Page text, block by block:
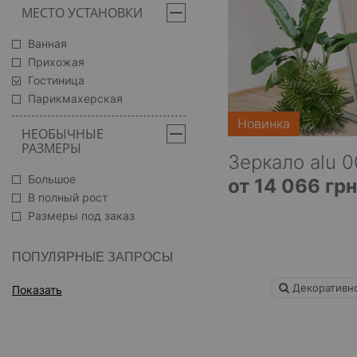
МЕСТО УСТАНОВКИ
Ванная
Прихожая
Гостиница
Парикмахерская
НЕОБЫЧНЫЕ
РАЗМЕРЫ
Большое
В полный рост
Размеры под заказ
ПОПУЛЯРНЫЕ ЗАПРОСЫ
Показать
Новинка
Зеркало alu
от 14 066 грн